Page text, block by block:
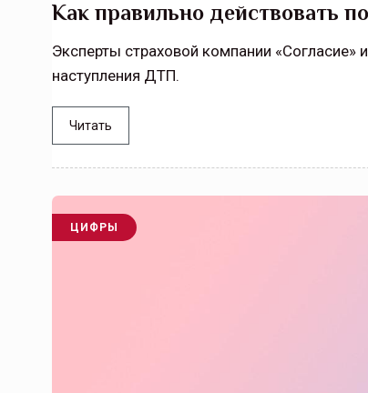
Как правильно действовать
Эксперты страховой компании «Согласие»
наступления ДТП.
Читать
ЦИФРЫ